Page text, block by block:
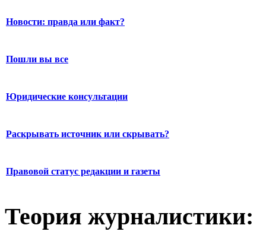
Новости: правда или факт?
Пошли вы все
Юридические консультации
Раскрывать источник или скрывать?
Правовой статус редакции и газеты
Теория журналистики: